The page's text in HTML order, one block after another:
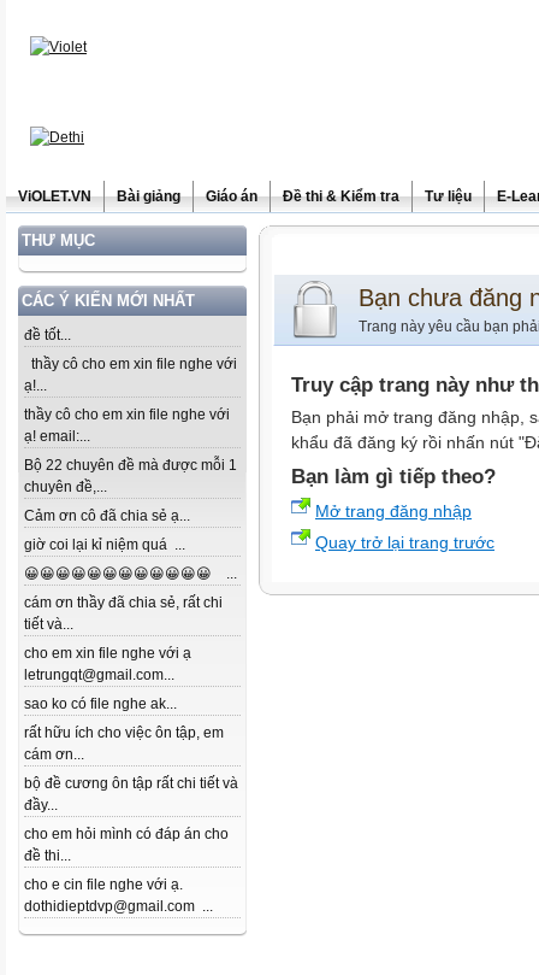
ViOLET.VN Bài giảng Giáo án Đề thi & Kiểm tra Tư liệu E-
THƯ MỤC
CÁC Ý KIẾN MỚI NHẤT
đề tốt...
thầy cô cho em xin file nghe với
ạ!...
thầy cô cho em xin file nghe với
ạ! email:...
Bộ 22 chuyên đề mà được mỗi 1
chuyên đề,...
Cảm ơn cô đã chia sẻ ạ...
giờ coi lại kỉ niệm quá ...
😀😀😀😀😀😀😀😀😀😀😀😀 ...
cám ơn thầy đã chia sẻ, rất chi
tiết và...
cho em xin file nghe với ạ
letrungqt@gmail.com...
sao ko có file nghe ak...
rất hữu ích cho việc ôn tập, em
cám ơn...
bộ đề cương ôn tập rất chi tiết và
đầy...
cho em hỏi mình có đáp án cho
đề thi...
cho e cin file nghe với ạ.
dothidieptdvp@gmail.com ...
Bạn chưa đăng
Trang này yêu cầu bạn
Truy cập trang này như
Bạn phải mở trang đăng nhập,
khẩu đã đăng ký rồi nhấn nút
Bạn làm gì tiếp theo?
Mở trang đăng nhập
Quay trở lại trang trước